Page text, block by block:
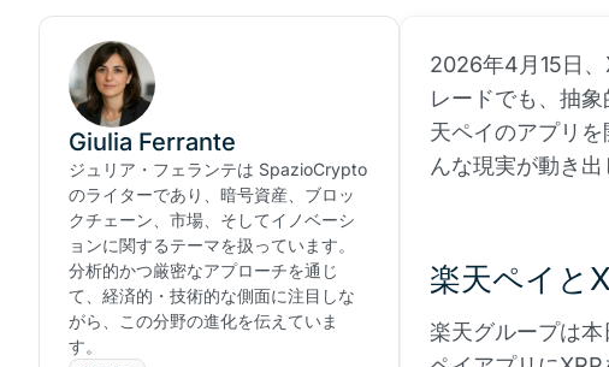
2026年4月15日
レードでも、抽
天ペイのアプリ
んな現実が動き出
楽天ペイと
楽天グループは本
Giulia Ferrante
ジュリア・フェランテは SpazioCrypto
のライターであり、暗号資産、ブロッ
クチェーン、市場、そしてイノベーシ
ョンに関するテーマを扱っています。
分析的かつ厳密なアプローチを通じ
て、経済的・技術的な側面に注目しな
がら、この分野の進化を伝えていま
す。